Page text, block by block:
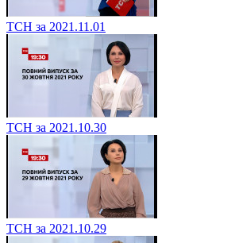
ТСН за 2021.11.01
ТСН за 2021.10.30
ТСН за 2021.10.29